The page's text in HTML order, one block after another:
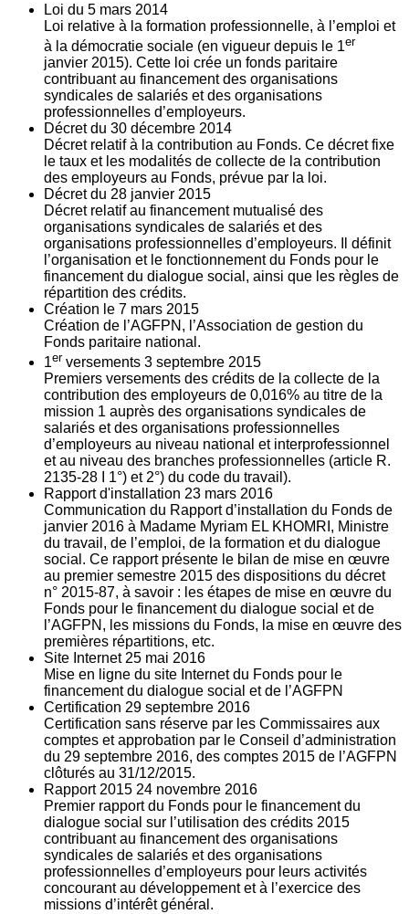
Loi du 5 mars 2014
Loi relative à la formation professionnelle, à l’emploi et
à la démocratie sociale (en vigueur depuis le 1er
janvier 2015). Cette loi crée un fonds paritaire
contribuant au financement des organisations
syndicales de salariés et des organisations
professionnelles d’employeurs.
Décret du 30 décembre 2014
Décret relatif à la contribution au Fonds. Ce décret fixe
le taux et les modalités de collecte de la contribution
des employeurs au Fonds, prévue par la loi.
Décret du 28 janvier 2015
Décret relatif au financement mutualisé des
organisations syndicales de salariés et des
organisations professionnelles d’employeurs. Il définit
l’organisation et le fonctionnement du Fonds pour le
financement du dialogue social, ainsi que les règles de
répartition des crédits.
Création le 7 mars 2015
Création de l’AGFPN, l’Association de gestion du
Fonds paritaire national.
1er versements 3 septembre 2015
Premiers versements des crédits de la collecte de la
contribution des employeurs de 0,016% au titre de la
mission 1 auprès des organisations syndicales de
salariés et des organisations professionnelles
d’employeurs au niveau national et interprofessionnel
et au niveau des branches professionnelles (article R.
2135‐28 I 1°) et 2°) du code du travail).
Rapport d'installation 23 mars 2016
Communication du Rapport d’installation du Fonds de
janvier 2016 à Madame Myriam EL KHOMRI, Ministre
du travail, de l’emploi, de la formation et du dialogue
social. Ce rapport présente le bilan de mise en œuvre
au premier semestre 2015 des dispositions du décret
n° 2015-87, à savoir : les étapes de mise en œuvre du
Fonds pour le financement du dialogue social et de
l’AGFPN, les missions du Fonds, la mise en œuvre des
premières répartitions, etc.
Site Internet 25 mai 2016
Mise en ligne du site Internet du Fonds pour le
financement du dialogue social et de l’AGFPN
Certification 29 septembre 2016
Certification sans réserve par les Commissaires aux
comptes et approbation par le Conseil d’administration
du 29 septembre 2016, des comptes 2015 de l’AGFPN
clôturés au 31/12/2015.
Rapport 2015 24 novembre 2016
Premier rapport du Fonds pour le financement du
dialogue social sur l’utilisation des crédits 2015
contribuant au financement des organisations
syndicales de salariés et des organisations
professionnelles d’employeurs pour leurs activités
concourant au développement et à l’exercice des
missions d’intérêt général.